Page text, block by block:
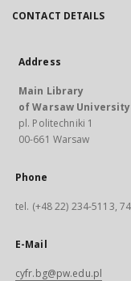
CONTACT DETAILS
Address
Main Library
of Warsaw
pl. Politechniki 1
00-661 Warsaw
Phone
tel. (+48 22) 234-5113,
E-Mail
cyfr.bg@pw.edu.pl